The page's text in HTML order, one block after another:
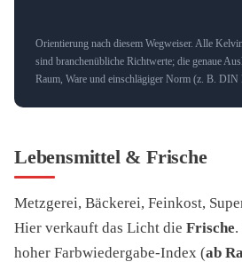
Orientierung nach diesem Wegweiser. Alle
sind branchenübliche Richtwerte; die genaue
Raum, Ware und einschlägiger Norm (z. B. DIN
Lebensmittel & Frische
Metzgerei, Bäckerei, Feinkost,
Hier verkauft das Licht die Frische
hoher Farbwiedergabe-Index (ab